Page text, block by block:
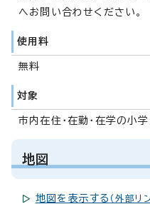
へお問い合わせください。
使用料
無料
対象
市内在住・在勤・在学の小
地図
地図を表示する （外部リ